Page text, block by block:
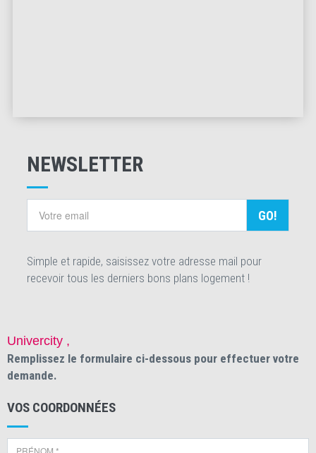
NEWSLETTER
GO!
Simple et rapide, saisissez votre adresse mail pour
recevoir tous les derniers bons plans logement !
Univercity ,
Remplissez le formulaire ci-dessous pour effectuer votre
demande.
VOS COORDONNÉES